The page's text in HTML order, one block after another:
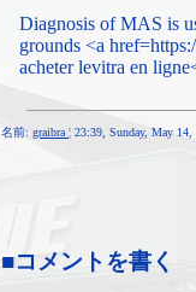
Diagnosis of MAS is
grounds <a
acheter levitra en
名前: graibra¦ 23:39, Sunday, May
■コメントを書く